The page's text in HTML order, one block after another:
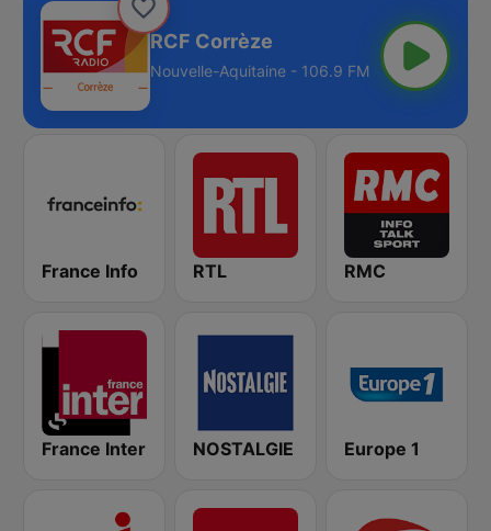
RCF Corrèze
Nouvelle-Aquitaine - 106.9 FM
France Info RTL RMC
France Inter NOSTALGIE Europe 1